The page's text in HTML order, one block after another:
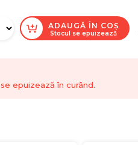
ADAUGĂ ÎN COȘ
Stocul se epuizează
epuizează în curând.